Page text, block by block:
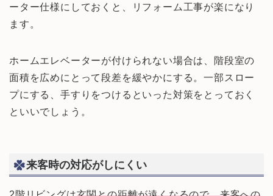
ーター仕様にしておくと、リフォーム工事が楽になり
ます。
ホームエレベーターが付けられない場合は、階段室の
面積を広めにとって段差を緩やかにする。一部スロー
プにする、手すりをつけるといった対策をとっておく
といいでしょう。
来客時の対応がしにくい